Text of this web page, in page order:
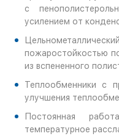
с
усилением от
пожаростойкостью
из вспененного
Теплообменники с
улучшения
Постоянная
температурное